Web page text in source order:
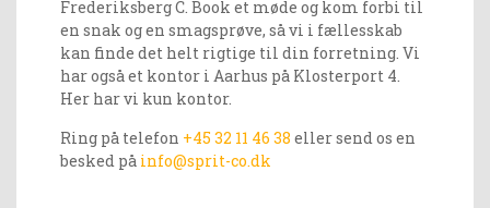
Frederiksberg C. Book et møde og kom forbi til
en snak og en smagsprøve, så vi i fællesskab
kan finde det helt rigtige til din forretning. Vi
har også et kontor i Aarhus på Klosterport 4.
Her har vi kun kontor.
Ring på telefon +45 32 11 46 38 eller send os en
besked på info@sprit-co.dk